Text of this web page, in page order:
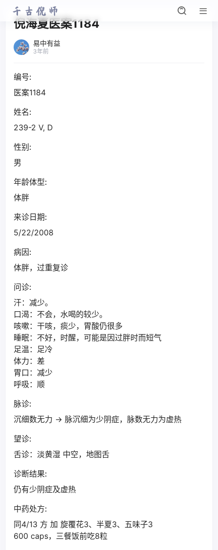
倪海夏医案1184
易中有益
3年前
编号:
医案1184
姓名:
239-2 V, D
性别:
男
年龄体型:
体胖
来诊日期:
5/22/2008
病因:
体胖，过重复诊
问诊:
汗：减少。
口渴：不会，水喝的较少。
咳嗽：干咳，痰少，胃酸仍很多
睡眠：不好，时醒，可能是因过胖时而短气
足温：足冷
体力：差
胃口：减少
呼吸：顺
脉诊:
沉细数无力 → 脉沉细为少阴症，脉数无力为虚热
望诊:
舌诊：淡黄湿 中空，地图舌
诊断结果:
仍有少阴症及虚热
中药处方:
同4/13 方 加 旋覆花3、半夏3、五味子3
600 caps，三餐饭前吃8粒